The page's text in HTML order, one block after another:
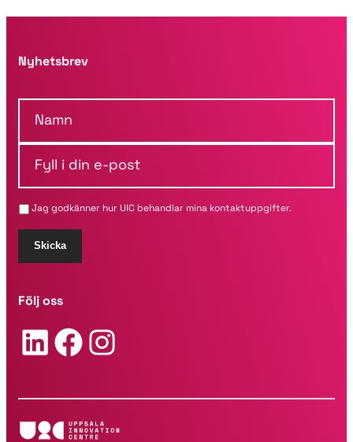
Nyhetsbrev
N
F
i
d
n
-
p
t
Jag godkänner hur UIC behandlar mina kontaktuppgifter.
Skicka
Följ oss
LinkedIn Facebook Instagram